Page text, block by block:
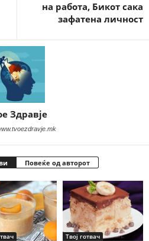
на работа, Бикот сака
зафатена личност
Здравје
Повеќе од авторот
Твој готвач